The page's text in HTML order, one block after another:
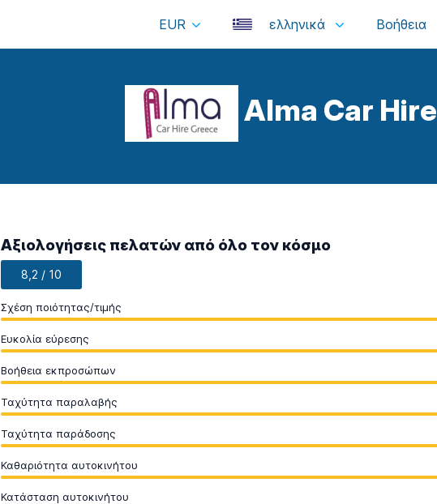
EUR ελληνικά
Alma Car Hire
Αξιολογήσεις πελατών από όλο τον κόσμο
8,2 / 10
Σχέση ποιότητας/τιμής
Ευκολία εύρεσης
Βοήθεια εκπροσώπων
Ταχύτητα παραλαβής
Ταχύτητα παράδοσης
Καθαριότητα αυτοκινήτου
Κατάσταση αυτοκινήτου